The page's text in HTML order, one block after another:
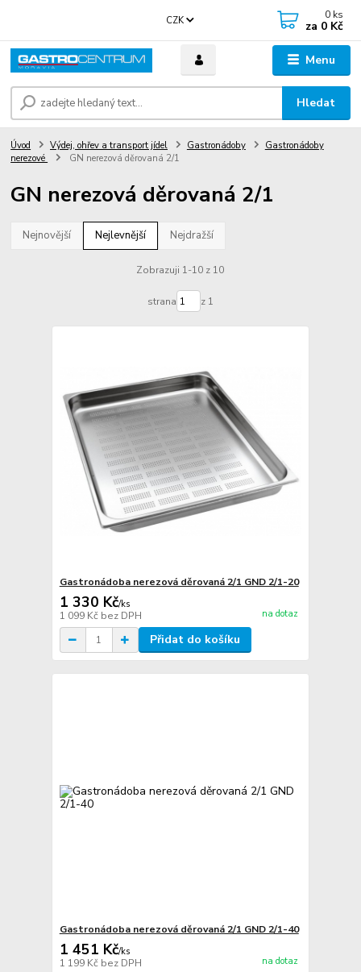
Menu
CZK
Hledat
0 ks
za 0 Kč
Úvod Výdej, ohřev a transport jídel Gastronádoby
Gastronádoby
nerezové
GN nerezová děrovaná 2/1
GN nerezová děrovaná 2/1
Nejnovější Nejlevnější Nejdražší
Zobrazuji 1-10 z 10
strana z 1
Gastronádoba nerezová děrovaná 2/1 GND 2/1-20
1 330 Kč/ks
1 099 Kč bez DPH na dotaz
Přidat do košíku
Gastronádoba nerezová děrovaná 2/1 GND 2/1-40
1 451 Kč/ks
1 199 Kč bez DPH na dotaz